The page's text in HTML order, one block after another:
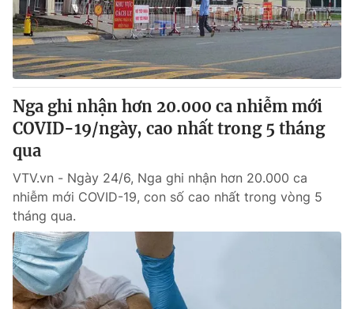
Nga ghi nhận hơn 20.000 ca nhiễm mới
COVID-19/ngày, cao nhất trong 5 tháng
qua
VTV.vn - Ngày 24/6, Nga ghi nhận hơn 20.000 ca
nhiễm mới COVID-19, con số cao nhất trong vòng 5
tháng qua.